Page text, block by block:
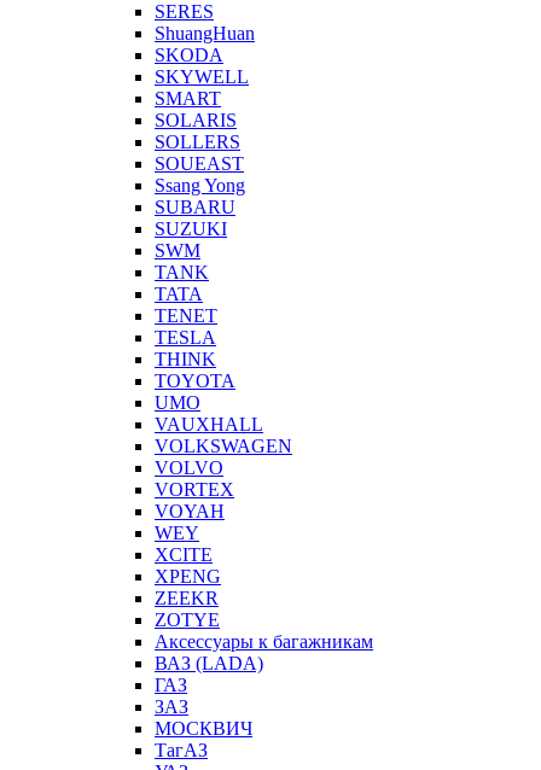
SERES
ShuangHuan
SKODA
SKYWELL
SMART
SOLARIS
SOLLERS
SOUEAST
Ssang Yong
SUBARU
SUZUKI
SWM
TANK
TATA
TENET
TESLA
THINK
TOYOTA
UMO
VAUXHALL
VOLKSWAGEN
VOLVO
VORTEX
VOYAH
WEY
XCITE
XPENG
ZEEKR
ZOTYE
Аксессуары к багажникам
ВАЗ (LADA)
ГАЗ
ЗАЗ
МОСКВИЧ
ТагАЗ